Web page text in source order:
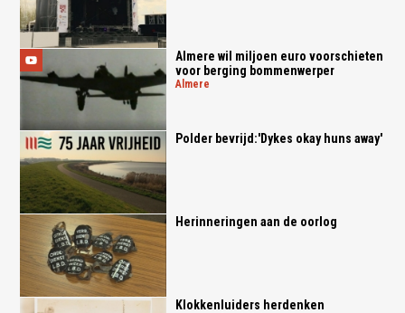
Almere wil miljoen euro voorschieten
voor berging bommenwerper
almere
Polder bevrijd:'Dykes okay huns away'
Herinneringen aan de oorlog
Klokkenluiders herdenken